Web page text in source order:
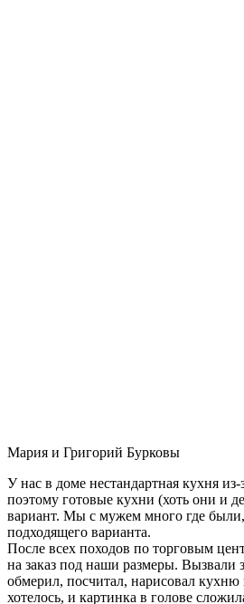
Мария и Григорий Бурковы
У нас в доме нестандартная кухня
поэтому готовые кухни (хоть они и
вариант. Мы с мужем много где
подходящего варианта.
После всех походов по торговым
на заказ под наши размеры. Вызвали
обмерил, посчитал, нарисовал кухню
хотелось, и картинка в голове